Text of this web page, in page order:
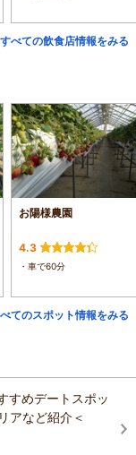
すべての飲食店情報をみる
お陽様農園
4.3
・車で60分
てのスポット情報をみる
すめデートスポッ
アなど紹介＜